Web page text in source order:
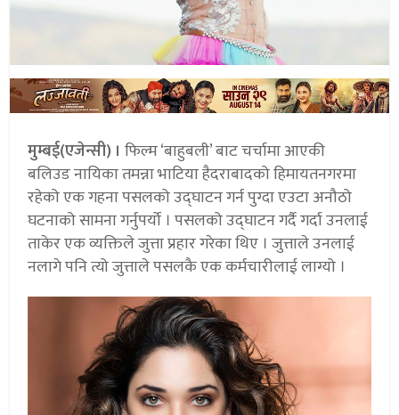
मुम्बई(एजेन्सी) । फिल्म ‘बाहुबली’ बाट चर्चामा आएकी
बलिउड नायिका तमन्ना भाटिया हैदराबादको हिमायतनगरमा
रहेको एक गहना पसलको उद्घाटन गर्न पुग्दा एउटा अनौठो
घटनाको सामना गर्नुपर्यो । पसलको उद्घाटन गर्दै गर्दा उनलाई
ताकेर एक व्यक्तिले जुत्ता प्रहार गरेका थिए । जुत्ताले उनलाई
नलागे पनि त्यो जुत्ताले पसलकै एक कर्मचारीलाई लाग्यो ।